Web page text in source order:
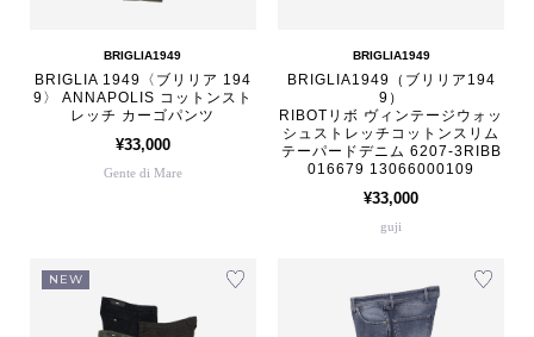
BRIGLIA1949
BRIGLIA 1949〈ブリリア 194
9〉 ANNAPOLIS コットンスト
レッチ カーゴパンツ
¥33,000
Gente di Mare
BRIGLIA1949
BRIGLIA1949（ブリリア194
9）
RIBOTリボ ヴィンテージウォッ
シュストレッチコットンスリム
テーパードデニム 6207-3RIBB
016679 13066000109
¥33,000
guji
NEW